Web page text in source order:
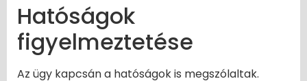
Hatóságok
figyelmeztetése
Az ügy kapcsán a hatóságok is megszólaltak.